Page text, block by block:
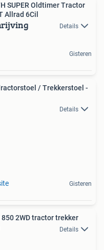
SUPER Oldtimer Tractor
Allrad 6Cil
Details
Gisteren
/ Trekkerstoel -
Details
Gisteren
850 2WD tractor trekker
Details